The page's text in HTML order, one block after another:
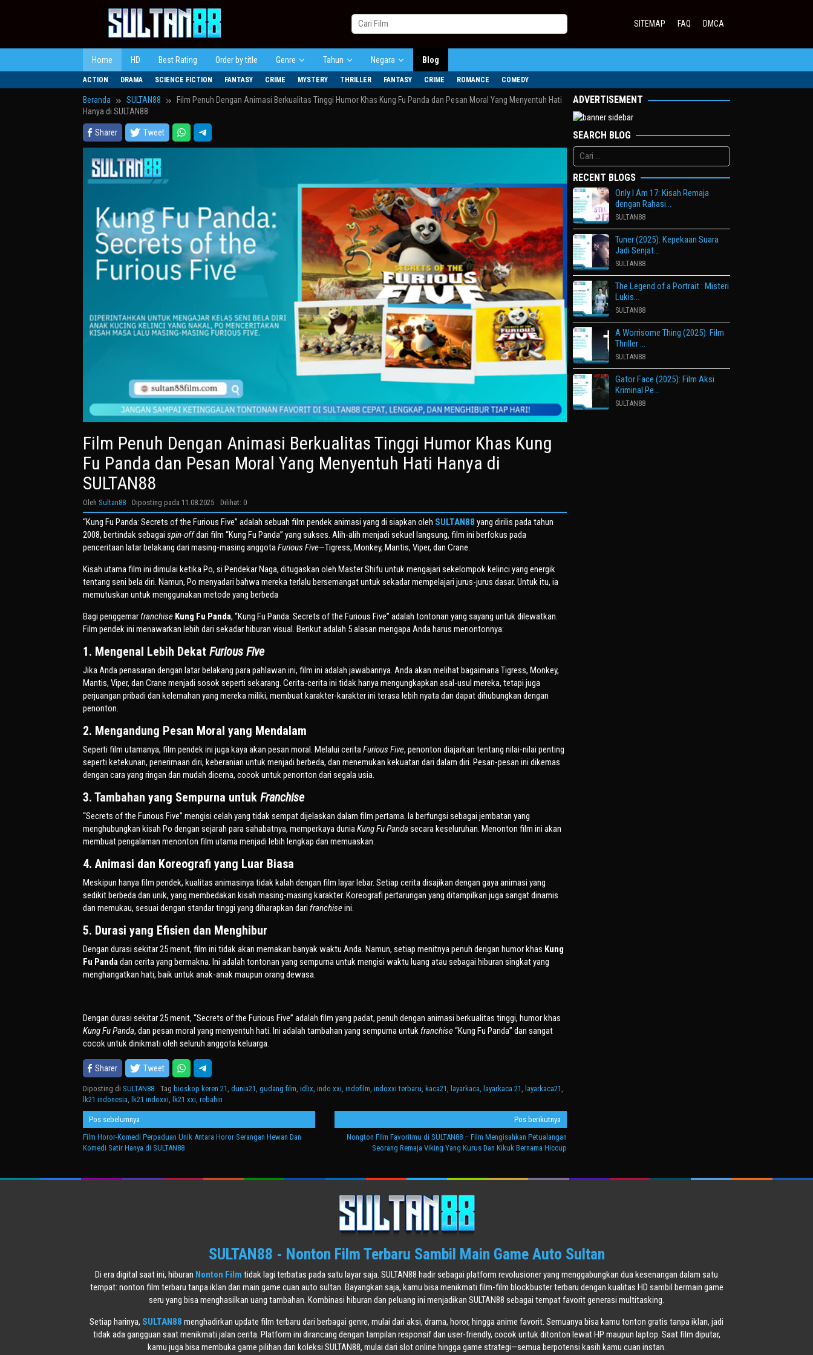
SITEMAP FAQ DMCA
Home HD Best Rating Order by title Genre Tahun Negara Blog
ACTION DRAMA SCIENCE FICTION FANTASY CRIME MYSTERY THRILLER FANTASY CRIME ROMANCE COMEDY
Beranda SULTAN88
Film Penuh Dengan Animasi Berkualitas Tinggi Humor Khas Kung Fu Panda dan Pesan Moral Yang Menyentuh Hati
Hanya di SULTAN88
Sharer Tweet
Film Penuh Dengan Animasi Berkualitas Tinggi Humor Khas Kung
Fu Panda dan Pesan Moral Yang Menyentuh Hati Hanya di
SULTAN88
Oleh Sultan88 Diposting pada 11.08.2025 Dilihat: 0
“Kung Fu Panda: Secrets of the Furious Five” adalah sebuah film pendek animasi yang di siapkan oleh SULTAN88 yang dirilis pada tahun
2008, bertindak sebagai spin-offdari film “Kung Fu Panda” yang sukses. Alih-alih menjadi sekuel langsung, film ini berfokus pada
penceritaan latar belakang dari masing-masing anggota Furious Five—Tigress, Monkey, Mantis, Viper, dan Crane.
Kisah utama film ini dimulai ketika Po, si Pendekar Naga, ditugaskan oleh Master Shifu untuk mengajari sekelompok kelinci yang energik
tentang seni bela diri. Namun, Po menyadari bahwa mereka terlalu bersemangat untuk sekadar mempelajari jurus-jurus dasar. Untuk itu, ia
memutuskan untuk menggunakan metode yang berbeda
Bagi penggemar franchise Kung Fu Panda, “Kung Fu Panda: Secrets of the Furious Five” adalah tontonan yang sayang untuk dilewatkan.
Film pendek ini menawarkan lebih dari sekadar hiburan visual. Berikut adalah 5 alasan mengapa Anda harus menontonnya:
1. Mengenal Lebih Dekat Furious Five
Jika Anda penasaran dengan latar belakang para pahlawan ini, film ini adalah jawabannya. Anda akan melihat bagaimana Tigress, Monkey,
Mantis, Viper, dan Crane menjadi sosok seperti sekarang. Cerita-cerita ini tidak hanya mengungkapkan asal-usul mereka, tetapi juga
perjuangan pribadi dan kelemahan yang mereka miliki, membuat karakter-karakter ini terasa lebih nyata dan dapat dihubungkan dengan
penonton.
2. Mengandung Pesan Moral yang Mendalam
Seperti film utamanya, film pendek ini juga kaya akan pesan moral. Melalui cerita Furious Five, penonton diajarkan tentang nilai-nilai penting
seperti ketekunan, penerimaan diri, keberanian untuk menjadi berbeda, dan menemukan kekuatan dari dalam diri. Pesan-pesan ini dikemas
dengan cara yang ringan dan mudah dicerna, cocok untuk penonton dari segala usia.
3. Tambahan yang Sempurna untuk Franchise
“Secrets of the Furious Five” mengisi celah yang tidak sempat dijelaskan dalam film pertama. Ia berfungsi sebagai jembatan yang
menghubungkan kisah Po dengan sejarah para sahabatnya, memperkaya dunia Kung Fu Pandasecara keseluruhan. Menonton film ini akan
membuat pengalaman menonton film utama menjadi lebih lengkap dan memuaskan.
4. Animasi dan Koreografi yang Luar Biasa
Meskipun hanya film pendek, kualitas animasinya tidak kalah dengan film layar lebar. Setiap cerita disajikan dengan gaya animasi yang
sedikit berbeda dan unik, yang membedakan kisah masing-masing karakter. Koreografi pertarungan yang ditampilkan juga sangat dinamis
dan memukau, sesuai dengan standar tinggi yang diharapkan dari franchiseini.
5. Durasi yang Efisien dan Menghibur
Dengan durasi sekitar 25 menit, film ini tidak akan memakan banyak waktu Anda. Namun, setiap menitnya penuh dengan humor khas Kung
Fu Panda dan cerita yang bermakna. Ini adalah tontonan yang sempurna untuk mengisi waktu luang atau sebagai hiburan singkat yang
menghangatkan hati, baik untuk anak-anak maupun orang dewasa.
Dengan durasi sekitar 25 menit, “Secrets of the Furious Five” adalah film yang padat, penuh dengan animasi berkualitas tinggi, humor khas
Kung Fu Panda, dan pesan moral yang menyentuh hati. Ini adalah tambahan yang sempurna untuk franchise“Kung Fu Panda” dan sangat
cocok untuk dinikmati oleh seluruh anggota keluarga.
Sharer Tweet
Diposting di SULTAN88 Tag bioskop keren 21 dunia21 gudang film idlix indo xxi indofilm indoxxi terbaru kaca21 layarkaca layarkaca 21 layarkaca21
lk21 indonesia
lk21 indoxxi lk21 xxi rebahin
Navigasi
pos
Pos sebelumnya
Film Horor-Komedi Perpaduan Unik Antara Horor Serangan Hewan Dan
Komedi Satir Hanya di SULTAN88
Pos berikutnya
Nongton Film Favoritmu di SULTAN88 – Film Mengisahkan Petualangan
Seorang Remaja Viking Yang Kurus Dan Kikuk Bernama Hiccup
ADVERTISEMENT
SEARCH BLOG
Cari
untuk:
RECENT BLOGS
Only I Am 17: Kisah Remaja
dengan Rahasi…
SULTAN88
Tuner (2025): Kepekaan Suara
Jadi Senjat…
SULTAN88
The Legend of a Portrait : Misteri
Lukis…
SULTAN88
A Worrisome Thing (2025): Film
Thriller …
SULTAN88
Gator Face (2025): Film Aksi
Kriminal Pe…
SULTAN88
SULTAN88 - Nonton Film Terbaru Sambil Main Game Auto Sultan
Di era digital saat ini, hiburan Nonton Film tidak lagi terbatas pada satu layar saja. SULTAN88 hadir sebagai platform revolusioner yang menggabungkan dua kesenangan dalam satu
tempat: nonton film terbaru tanpa iklan dan main game cuan auto sultan. Bayangkan saja, kamu bisa menikmati film-film blockbuster terbaru dengan kualitas HD sambil bermain game
seru yang bisa menghasilkan uang tambahan. Kombinasi hiburan dan peluang ini menjadikan SULTAN88 sebagai tempat favorit generasi multitasking.
Setiap harinya, SULTAN88 menghadirkan update film terbaru dari berbagai genre, mulai dari aksi, drama, horor, hingga anime favorit. Semuanya bisa kamu tonton gratis tanpa iklan, jadi
tidak ada gangguan saat menikmati jalan cerita. Platform ini dirancang dengan tampilan responsif dan user-friendly, cocok untuk ditonton lewat HP maupun laptop. Saat film diputar,
kamu juga bisa membuka game pilihan dari koleksi SULTAN88, mulai dari slot online hingga game strategi—semua berpotensi kasih kamu cuan instan.